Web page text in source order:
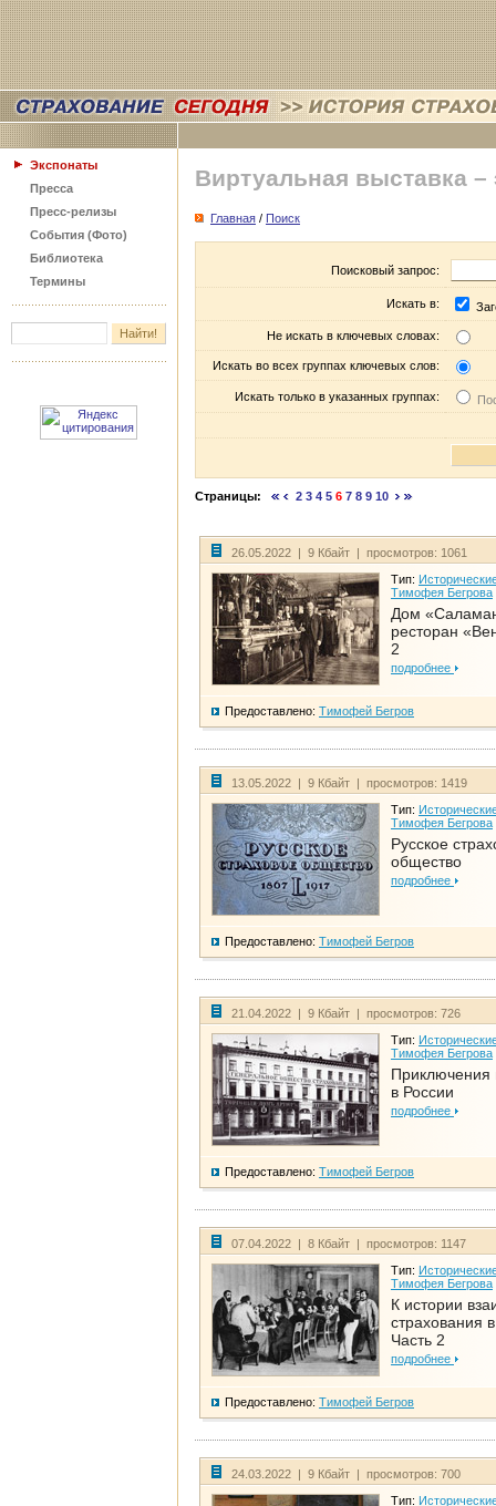
Экспонаты
Пресса
Пресс-релизы
События (Фото)
Библиотека
Термины
Виртуальная выставка –
Главная / Поиск
Поисковый запрос:
Искать в:
Не искать в ключевых словах:
Искать во всех группах ключевых слов:
Искать только в указанных группах:
Страницы: 2 3 4 5 6 7 8 9 10
26.05.2022 | 9 Кбайт | просмотров: 1061
Тип:
Тимофея Бегрова
Дом
ресторан
2
подробнее
Предоставлено: Тимофей Бегров
13.05.2022 | 9 Кбайт | просмотров: 1419
Тип:
Тимофея Бегрова
Русское
общество
подробнее
Предоставлено: Тимофей Бегров
21.04.2022 | 9 Кбайт | просмотров: 726
Тип:
Тимофея Бегрова
Приключения
в России
подробнее
Предоставлено: Тимофей Бегров
07.04.2022 | 8 Кбайт | просмотров: 1147
Тип:
Тимофея Бегрова
К истории
страхования
Часть 2
подробнее
Предоставлено: Тимофей Бегров
24.03.2022 | 9 Кбайт | просмотров: 700
Тип: